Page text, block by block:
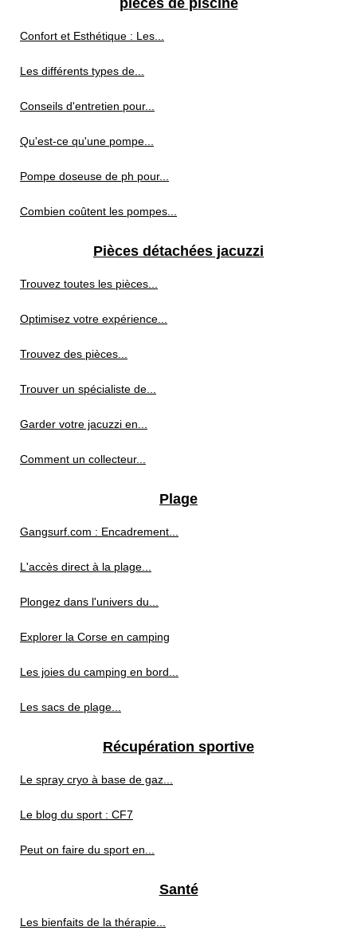
pièces de piscine
Confort et Esthétique : Les...
Les différents types de...
Conseils d'entretien pour...
Qu'est-ce qu'une pompe...
Pompe doseuse de ph pour...
Combien coûtent les pompes...
Pièces détachées jacuzzi
Trouvez toutes les pièces...
Optimisez votre expérience...
Trouvez des pièces...
Trouver un spécialiste de...
Garder votre jacuzzi en...
Comment un collecteur...
Plage
Gangsurf.com : Encadrement...
L'accès direct à la plage...
Plongez dans l'univers du...
Explorer la Corse en camping
Les joies du camping en bord...
Les sacs de plage...
Récupération sportive
Le spray cryo à base de gaz...
Le blog du sport : CF7
Peut on faire du sport en...
Santé
Les bienfaits de la thérapie...